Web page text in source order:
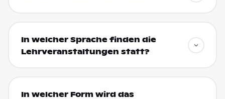
In welcher Sprache finden die
Lehrveranstaltungen statt?
In welcher Form wird das